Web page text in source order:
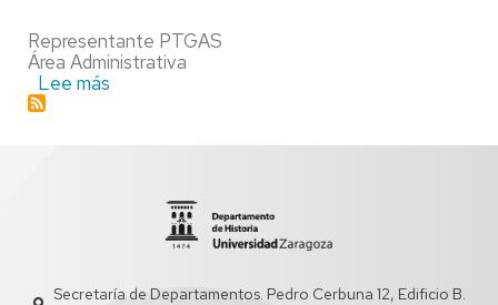
Representante PTGAS
Área Administrativa
Lee más
Secretaría de Departamentos. Pedro Cerbuna 12, Edificio B.